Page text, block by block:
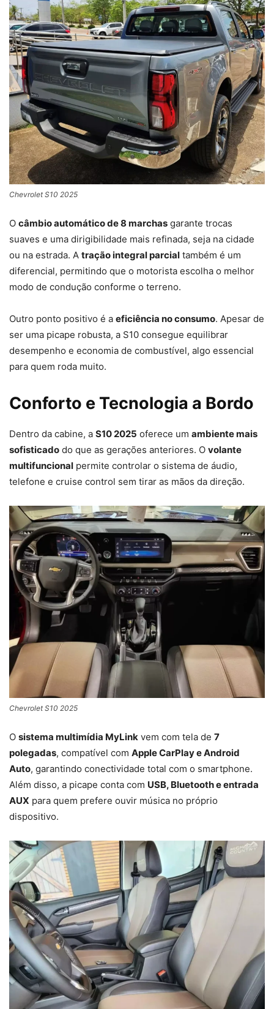
Chevrolet S10 2025
O câmbio automático de 8 marchas garante trocas
suaves e uma dirigibilidade mais refinada, seja na cidade
ou na estrada. A tração integral parcial também é um
diferencial, permitindo que o motorista escolha o melhor
modo de condução conforme o terreno.
Outro ponto positivo é a eficiência no consumo. Apesar de
ser uma picape robusta, a S10 consegue equilibrar
desempenho e economia de combustível, algo essencial
para quem roda muito.
Conforto e Tecnologia a Bordo
Dentro da cabine, a S10 2025 oferece um ambiente mais
sofisticado do que as gerações anteriores. O volante
multifuncional permite controlar o sistema de áudio,
telefone e cruise control sem tirar as mãos da direção.
Chevrolet S10 2025
O sistema multimídia MyLink vem com tela de 7
polegadas, compatível com Apple CarPlay e Android
Auto, garantindo conectividade total com o smartphone.
Além disso, a picape conta com USB, Bluetooth e entrada
AUX para quem prefere ouvir música no próprio
dispositivo.